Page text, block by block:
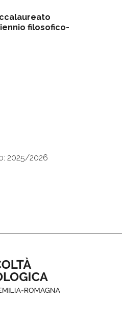
filosofico-
2025/2026